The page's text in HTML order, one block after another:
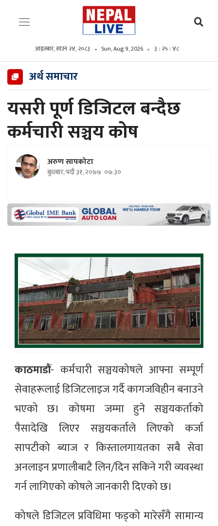
आइतबार, साउन २४, २०८३ Sun, Aug 9, 2026 ३ : २५ : ५०
अर्थ समाचार
यसरी पूर्ण डिजिटल बन्दैछ
कर्मचारी सञ्चय कोष
अरुण सापकोटा
बुधबार, भदौ ३१, २०७७ ०७:३०
काठमाडौं- कर्मचारी सञ्चयकोषले आफ्ना सम्पूर्ण
सेवाहरूलाई डिजिटलाइज गर्दै कागजविहीन बनाउने
भएको छ। कोषमा जम्मा हुने सञ्चयकर्ताको
पैसादेखि लिएर सञ्चयकर्ताले लिएको कर्जा
सापटीको ब्याज र किस्तालगायतका सबै सेवा
अनलाइन प्रणालीबाटै लिन/दिन सकिने गरी व्यवस्था
गर्न लागिएको कोषले जानकारी दिएको छ।
कोषले डिजिटल प्रविधिमा फड्को मारेसँगै सामान्य